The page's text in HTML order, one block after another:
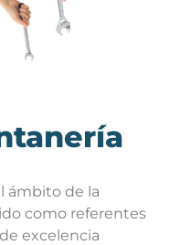
ámbito de la
como referentes
excelencia